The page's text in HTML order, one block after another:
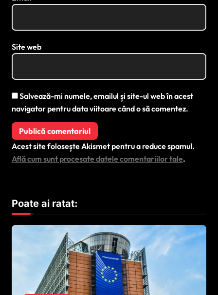
Site web
Salvează-mi numele, emailul și site-ul web în acest
navigator pentru data viitoare când o să comentez.
Acest site folosește Akismet pentru a reduce spamul.
Află cum sunt procesate datele comentariilor tale.
Poate ai ratat: